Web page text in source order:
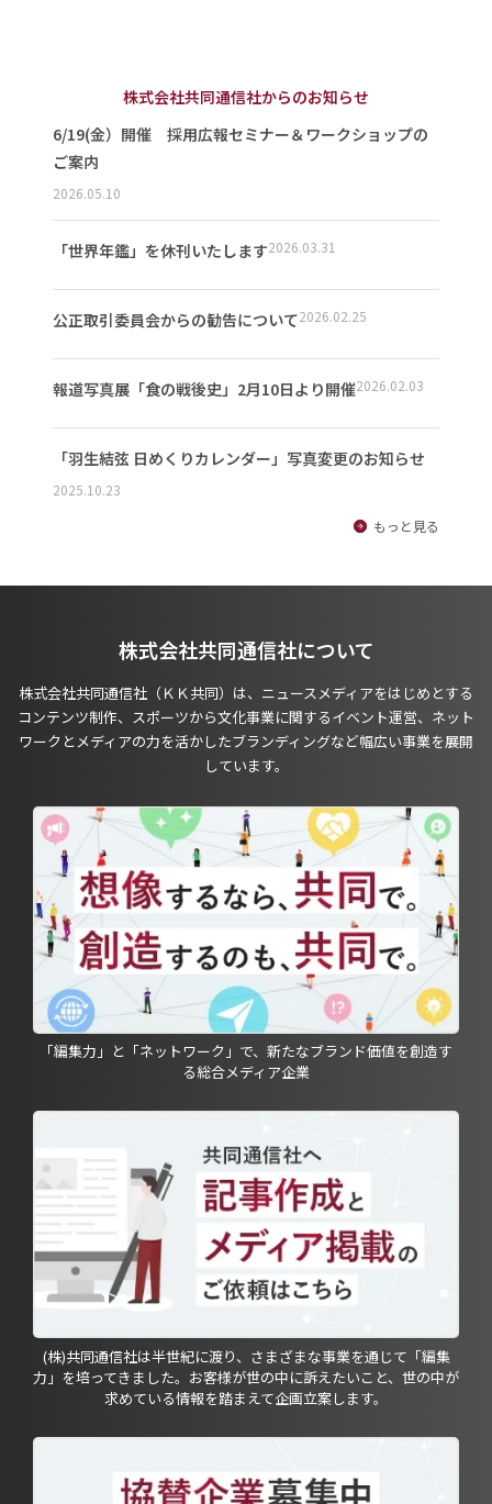
株式会社共同通信社からのお知らせ
6/19(金）開催 採用広報セミナー＆ワークショップの
ご案内
2026.05.10
「世界年鑑」を休刊いたします2026.03.31
公正取引委員会からの勧告について2026.02.25
報道写真展「食の戦後史」2月10日より開催2026.02.03
「羽生結弦 日めくりカレンダー」写真変更のお知らせ
2025.10.23
もっと見る
株式会社共同通信社について
株式会社共同通信社（ＫＫ共同）は、ニュースメディアをはじめとする
コンテンツ制作、スポーツから文化事業に関するイベント運営、ネット
ワークとメディアの力を活かしたブランディングなど幅広い事業を展開
しています。
「編集力」と「ネットワーク」で、新たなブランド価値を創造す
る総合メディア企業
(株)共同通信社は半世紀に渡り、さまざまな事業を通じて「編集
力」を培ってきました。お客様が世の中に訴えたいこと、世の中が
求めている情報を踏まえて企画立案します。